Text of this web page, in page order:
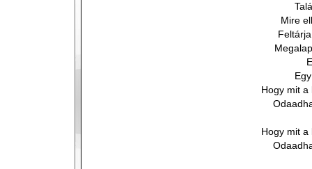
Mire
Hogy mit a
Hogy mit a